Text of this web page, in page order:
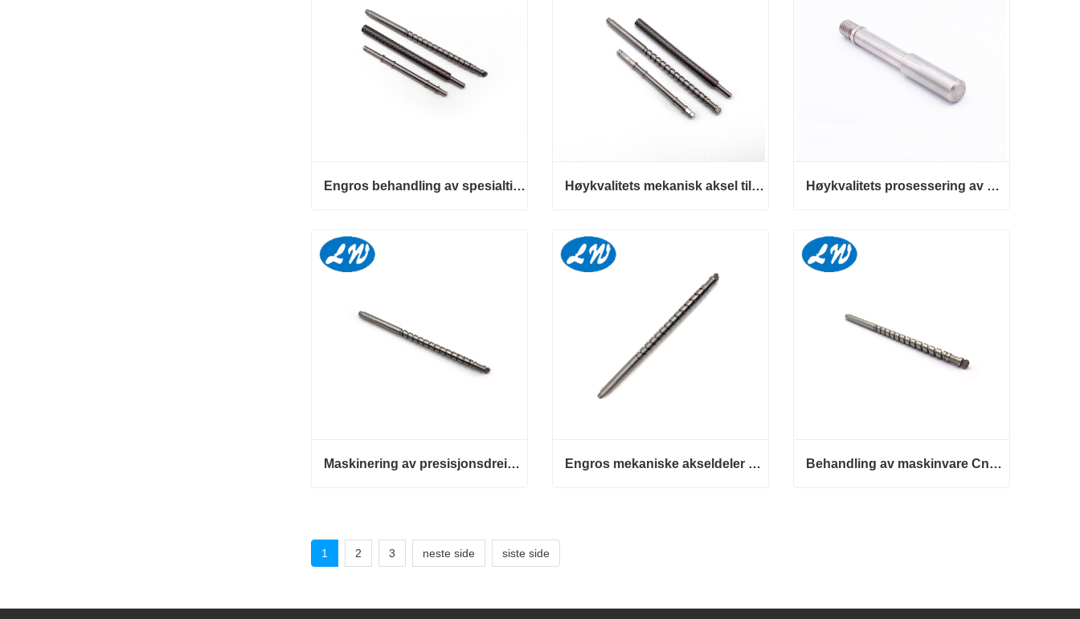
Engros behandling av spesialtilpassede mekaniske akseldeler av høy kvalitet
Kontakt nå
Høykvalitets mekanisk aksel tilpasset behandling
Kontakt nå
Høykvalitets prosessering av mekanisk akselmotorakseldeler
Kontakt nå
Maskinering av presisjonsdreiende deler Mekaniske akseldeler Engros mekaniske akseldeler Maskineringsdeler Behandling av maskinvare Cnc mekaniske akseldeler
1
2 3 neste side siste side